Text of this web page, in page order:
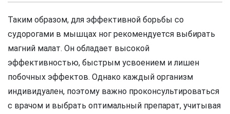
Таким образом, для эффективной борьбы со
судорогами в мышцах ног рекомендуется выбирать
магний малат. Он обладает высокой
эффективностью, быстрым усвоением и лишен
побочных эффектов. Однако каждый организм
индивидуален, поэтому важно проконсультироваться
с врачом и выбрать оптимальный препарат, учитывая